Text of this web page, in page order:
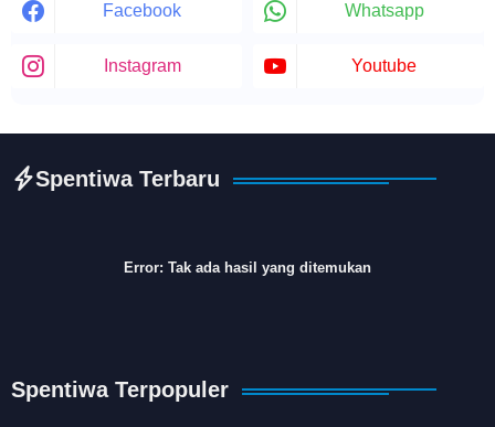
Facebook Whatsapp
Instagram Youtube
Spentiwa Terbaru
Error: Tak ada hasil yang ditemukan
Spentiwa Terpopuler